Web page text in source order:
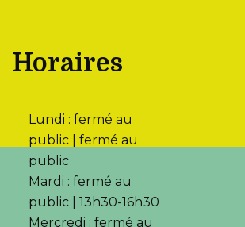
Horaires
Lundi : fermé au
public | fermé au
public
Mardi : fermé au
public | 13h30-16h30
Mercredi : fermé au